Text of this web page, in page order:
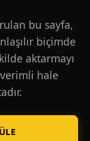
bu sayfa,
biçimde
aktarmayı
hale